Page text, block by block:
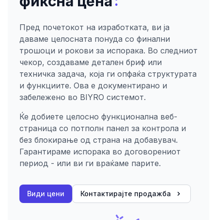
Пред почетокот на изработката, ви ја
даваме целосната понуда со финални
трошоци и рокови за испорака. Во следниот
чекор, создаваме детален бриф или
техничка задача, која ги опфаќа структурата
и функциите. Ова е документирано и
забележено во BIYRO системот.
Ќе добиете целосно функционална веб-
страница со потполн панел за контрола и
без блокирање од страна на добавувач.
Гарантираме испорака во договорениот
период - или ви ги враќаме парите.
Види цени Контактирајте продажба